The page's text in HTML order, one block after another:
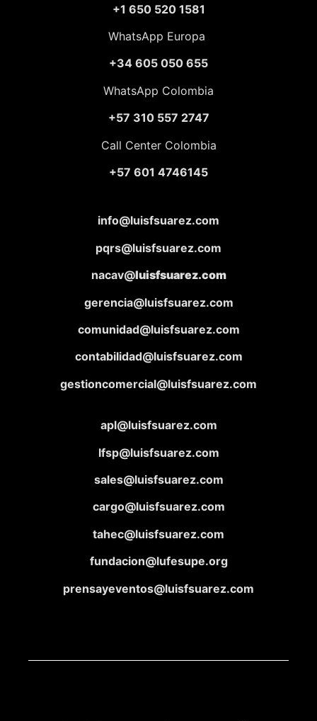
+1 650 520 1581
WhatsApp Europa
+34 605 050 655
WhatsApp Colombia
+57 310 557 2747
Call Center Colombia
+57 601 4746145
info@luisfsuarez.com
pqrs@luisfsuarez.com
nacav@luisfsuarez.com
gerencia@luisfsuarez.com
comunidad@luisfsuarez.com
contabilidad@luisfsuarez.com
gestioncomercial@luisfsuarez.com
apl@luisfsuarez.com
lfsp@luisfsuarez.com
sales@luisfsuarez.com
cargo@luisfsuarez.com
tahec@luisfsuarez.com
fundacion@lufesupe.org
prensayeventos@luisfsuarez.com